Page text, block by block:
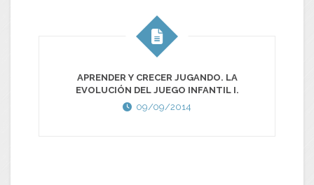
APRENDER Y CRECER JUGANDO. LA
EVOLUCIÓN DEL JUEGO INFANTIL I.
09/09/2014